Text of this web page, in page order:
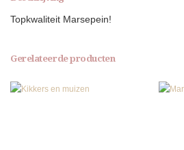
Topkwaliteit Marsepein!
Gerelateerde producten